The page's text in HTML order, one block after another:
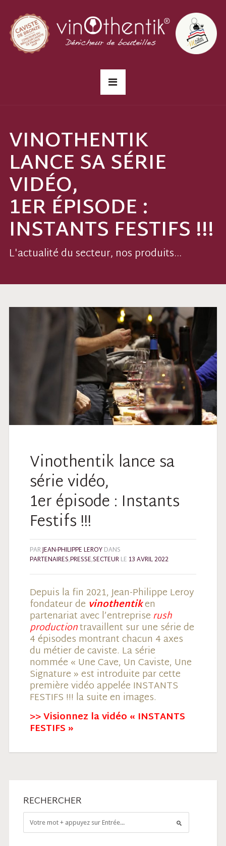
VINOTHENTIK
LANCE SA SÉRIE
VIDÉO,
1ER ÉPISODE :
INSTANTS FESTIFS !!!
L'actualité du secteur, nos produits...
Vinothentik lance sa
série vidéo,
1er épisode : Instants
Festifs !!!
PARJEAN-PHILIPPE LEROYDANS
PARTENAIRES,PRESSE,SECTEURLE 13 AVRIL 2022
Depuis la fin 2021, Jean-Philippe Leroy
fondateur de vinothentiken
partenariat avec l’entrepriserush
productiontravaillent sur une série de
4 épisodes montrant chacun 4 axes
du métier de caviste. La série
nommée « Une Cave, Un Caviste, Une
Signature » est introduite par cette
première vidéo appelée INSTANTS
FESTIFS !!! la suite en images.
>> Visionnez la vidéo « INSTANTS
FESTIFS »
RECHERCHER